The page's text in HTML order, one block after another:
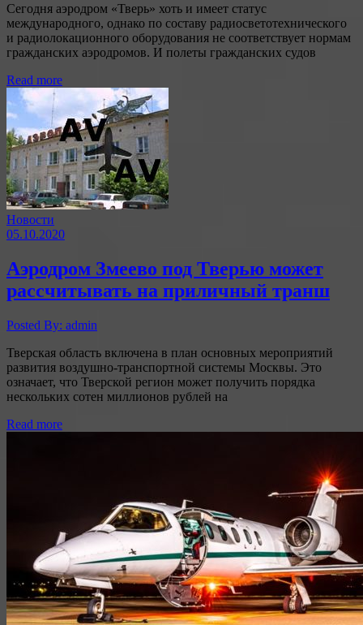
Сегодня аэродром «Тверь» хоть и имеет статус
международного, однако по составу радиосветотехнического
и радиолокационного оборудования не соответствует нормам
гражданских аэродромов. И полеты гражданских судов
Read more
Новости
05.10.2020
Аэродром Змеево под Тверью может
рассчитывать на приличный транш
Posted By: admin
Тверская область включена в план основных мероприятий
развития воздушно-транспортной системы Москвы. Это
означает, что Тверской регион может получить порядка
нескольких сотен миллионов рублей на
Read more